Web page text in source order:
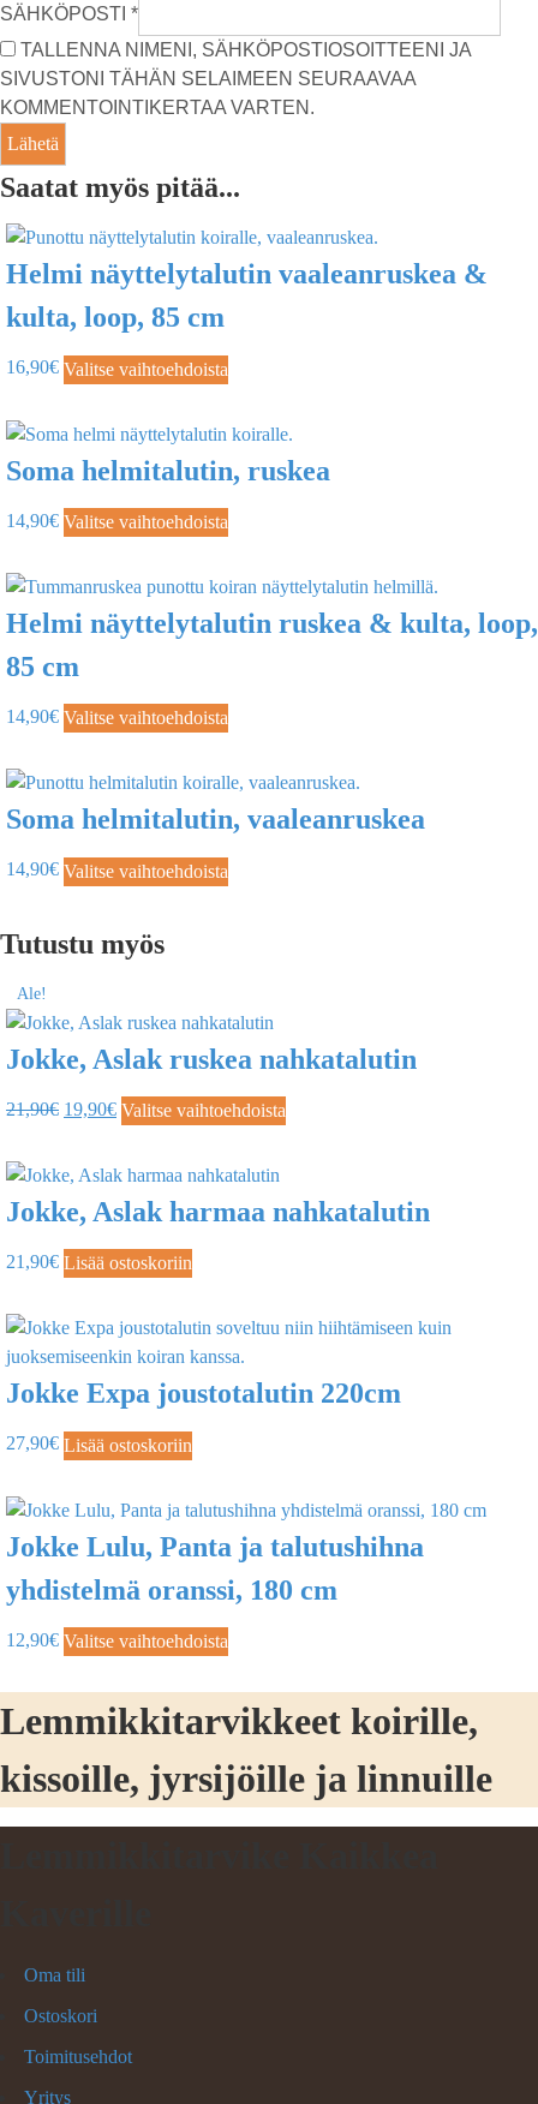
SÄHKÖPOSTI *
TALLENNA NIMENI, SÄHKÖPOSTIOSOITTEENI JA
SIVUSTONI TÄHÄN SELAIMEEN SEURAAVAA
KOMMENTOINTIKERTAA VARTEN.
Saatat myös pitää...
Helmi näyttelytalutin vaaleanruskea &
kulta, loop, 85 cm
16,90€ Valitse vaihtoehdoista
Soma helmitalutin, ruskea
14,90€ Valitse vaihtoehdoista
Helmi näyttelytalutin ruskea & kulta, loop,
85 cm
14,90€ Valitse vaihtoehdoista
Soma helmitalutin, vaaleanruskea
14,90€ Valitse vaihtoehdoista
Tutustu myös
Ale!
Jokke, Aslak ruskea nahkatalutin
21,90€ 19,90€ Valitse vaihtoehdoista
Jokke, Aslak harmaa nahkatalutin
21,90€ Lisää ostoskoriin
Jokke Expa joustotalutin 220cm
27,90€ Lisää ostoskoriin
Jokke Lulu, Panta ja talutushihna
yhdistelmä oranssi, 180 cm
12,90€ Valitse vaihtoehdoista
Lemmikkitarvikkeet koirille,
kissoille, jyrsijöille ja linnuille
Oma tili
Ostoskori
Toimitusehdot
Yritys